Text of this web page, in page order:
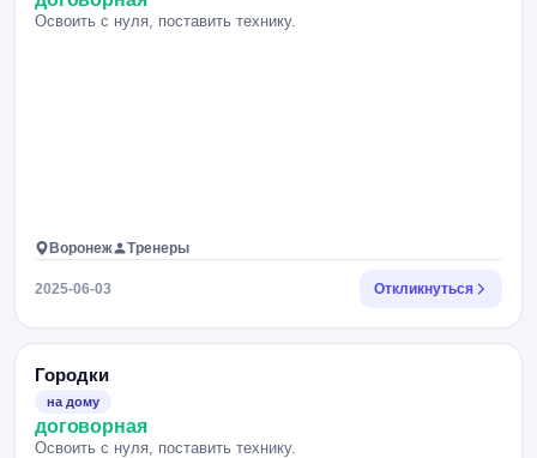
Освоить с нуля, поставить технику.
Воронеж Тренеры
2025-06-03 Откликнуться
Городки
на дому
договорная
Освоить с нуля, поставить технику.